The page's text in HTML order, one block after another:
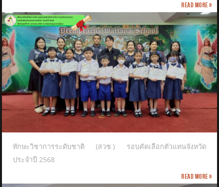
Read more »
ทักษะวิชาการระดับชาติ (สวช.) รอบคัดเลือกตัวแทนจังหวัด
ประจำปี 2568
Read more »